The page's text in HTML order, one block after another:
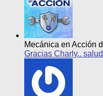
Mecánica en Acción
Gracias Charly..